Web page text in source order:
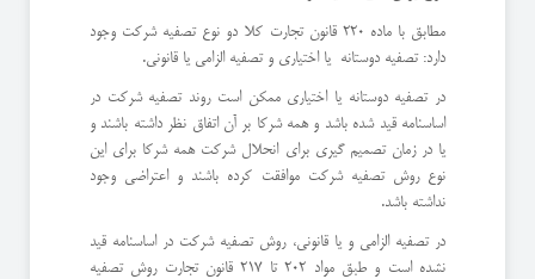
مطابق با ماده 220 قانون تجارت کلا دو نوع تصفیه شرکت وجود
دارد: تصفیه دوستانه یا اختیاری و تصفیه الزامی یا قانونی.
در تصفیه دوستانه یا اختیاری ممکن است روند تصفیه شرکت در
اساسنامه قید شده باشد و همه شرکا بر آن اتفاق نظر داشته باشند و
یا در زمان تصمیم گیری برای انحلال شرکت همه شرکا برای این
نوع روش تصفیه شرکت موافقت کرده باشند و اعتراضی وجود
نداشته باشد.
در تصفیه الزامی و یا قانونی، روش تصفیه شرکت در اساسنامه قید
نشده است و طبق مواد 202 تا 217 قانون تجارت روش تصفیه